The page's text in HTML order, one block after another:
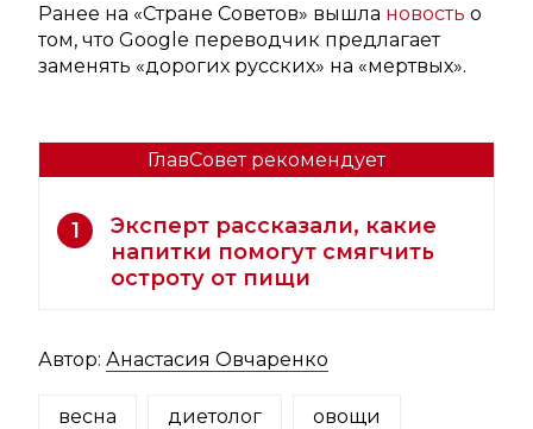
Ранее на «Стране Советов» вышла новость о
том, что Google переводчик предлагает
заменять «дорогих русских» на «мертвых».
ГлавСовет рекомендует
1
Эксперт рассказали, какие
напитки помогут смягчить
остроту от пищи
Автор: Анастасия Овчаренко
весна диетолог овощи